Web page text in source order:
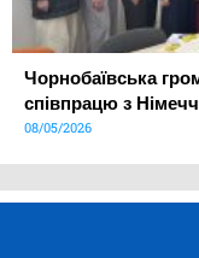
Чорнобаївська
співпрацю з
08/05/2026